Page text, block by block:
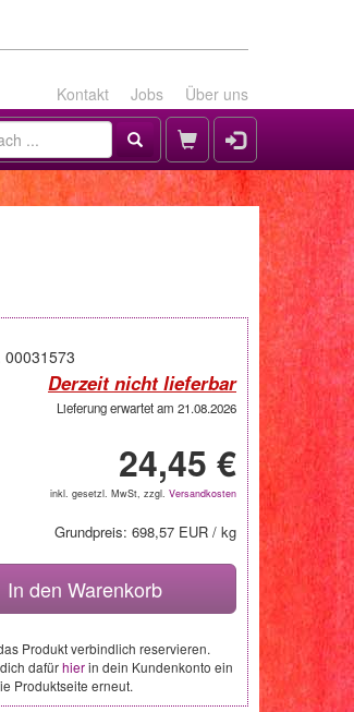
Kontakt Jobs Über uns
00031573
Derzeit nicht lieferbar
Lieferung erwartet am 21.08.2026
24,45 €
inkl. gesetzl. MwSt, zzgl. Versandkosten
Grundpreis: 698,57 EUR / kg
In den Warenkorb
Produkt verbindlich reservieren.
dafürhierin dein Kundenkonto ein
Produktseite erneut.